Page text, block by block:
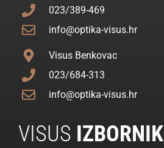
023/389-469
info@optika-visus.hr
Visus Benkovac
023/684-313
info@optika-visus.hr
VISUS IZBORNIK